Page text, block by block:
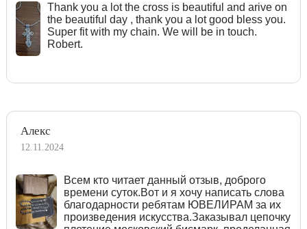
Тhank you a lot the cross is beautiful and arive on
the beautiful day , thank you a lot good bless you.
Super fit with my chain. We will be in touch.
Robert.
Алекс
12.11.2024
Всем кто читает данный отзыв, доброго
времени суток.Вот и я хочу написать слова
благодарности ребятам ЮВЕЛИРАМ за их
произведения искусства.Заказывал цепочку